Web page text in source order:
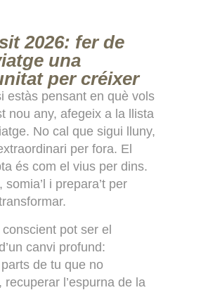
2026: fer de
una
per créixer
estàs pensant en què vols
nou any, afegeix a la llista
No cal que sigui lluny,
per fora. El
és com el vius per dins.
somia’l i prepara’t per
pot ser el
canvi profund:
de tu que no
recuperar l’espurna de la